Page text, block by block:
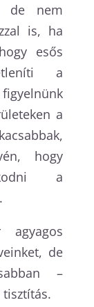
de nem
is, ha
esős
a
a
hogy
a
de
–